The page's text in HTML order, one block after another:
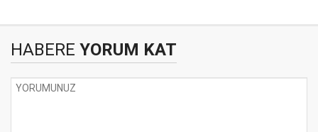
HABERE YORUM KAT